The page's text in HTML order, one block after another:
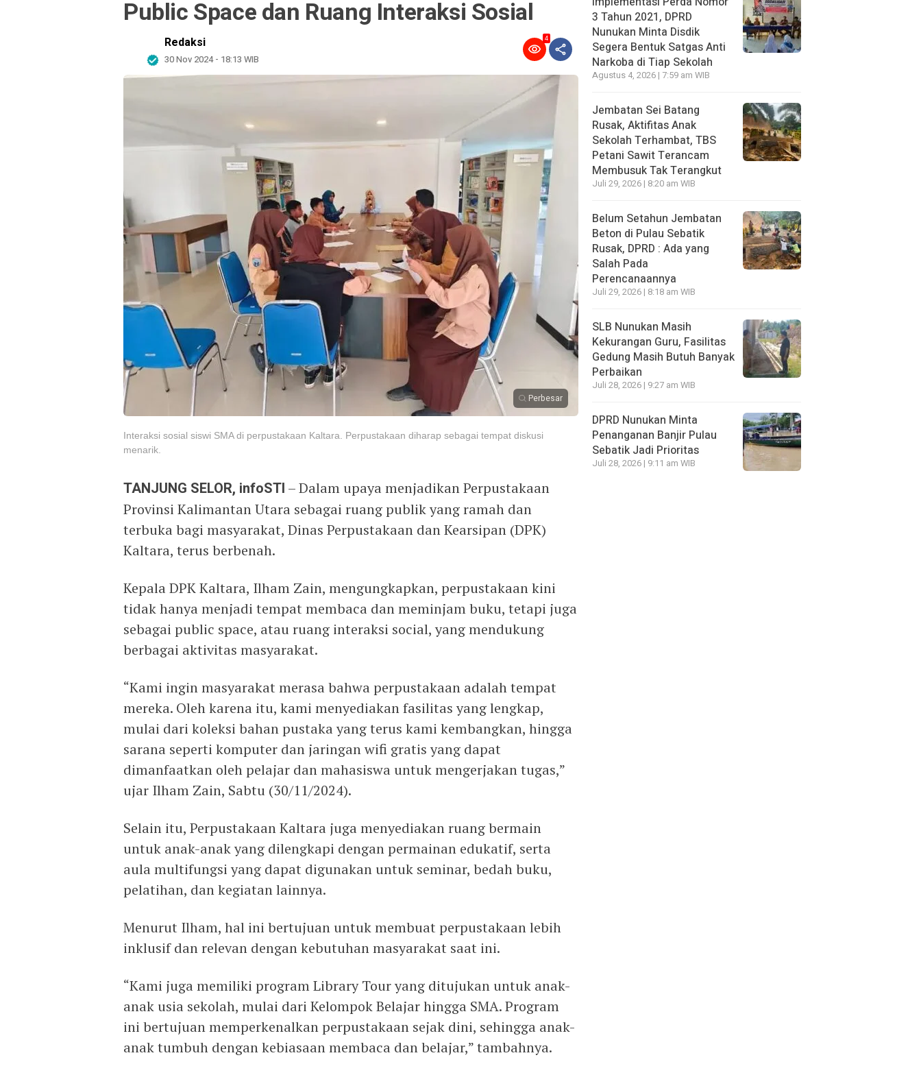
Public Space dan Ruang Interaksi Sosial
Redaksi
30 Nov 2024 - 18:13 WIB
4
Perbesar
Interaksi sosial siswi SMA di perpustakaan Kaltara. Perpustakaan diharap sebagai tempat diskusi
menarik.
TANJUNG SELOR, infoSTI – Dalam upaya menjadikan Perpustakaan
Provinsi Kalimantan Utara sebagai ruang publik yang ramah dan
terbuka bagi masyarakat, Dinas Perpustakaan dan Kearsipan (DPK)
Kaltara, terus berbenah.
Kepala DPK Kaltara, Ilham Zain, mengungkapkan, perpustakaan kini
tidak hanya menjadi tempat membaca dan meminjam buku, tetapi juga
sebagai public space, atau ruang interaksi social, yang mendukung
berbagai aktivitas masyarakat.
“Kami ingin masyarakat merasa bahwa perpustakaan adalah tempat
mereka. Oleh karena itu, kami menyediakan fasilitas yang lengkap,
mulai dari koleksi bahan pustaka yang terus kami kembangkan, hingga
sarana seperti komputer dan jaringan wifi gratis yang dapat
dimanfaatkan oleh pelajar dan mahasiswa untuk mengerjakan tugas,”
ujar Ilham Zain, Sabtu (30/11/2024).
Selain itu, Perpustakaan Kaltara juga menyediakan ruang bermain
untuk anak-anak yang dilengkapi dengan permainan edukatif, serta
aula multifungsi yang dapat digunakan untuk seminar, bedah buku,
pelatihan, dan kegiatan lainnya.
Menurut Ilham, hal ini bertujuan untuk membuat perpustakaan lebih
inklusif dan relevan dengan kebutuhan masyarakat saat ini.
“Kami juga memiliki program Library Tour yang ditujukan untuk anak-
anak usia sekolah, mulai dari Kelompok Belajar hingga SMA. Program
ini bertujuan memperkenalkan perpustakaan sejak dini, sehingga anak-
anak tumbuh dengan kebiasaan membaca dan belajar,” tambahnya.
3 Tahun 2021, DPRD
Nunukan Minta Disdik
Segera Bentuk Satgas Anti
Narkoba di Tiap Sekolah
Agustus 4, 2026 | 7:59 am WIB
Jembatan Sei Batang
Rusak, Aktifitas Anak
Sekolah Terhambat, TBS
Petani Sawit Terancam
Membusuk Tak Terangkut
Juli 29, 2026 | 8:20 am WIB
Belum Setahun Jembatan
Beton di Pulau Sebatik
Rusak, DPRD : Ada yang
Salah Pada
Perencanaannya
Juli 29, 2026 | 8:18 am WIB
SLB Nunukan Masih
Kekurangan Guru, Fasilitas
Gedung Masih Butuh Banyak
Perbaikan
Juli 28, 2026 | 9:27 am WIB
DPRD Nunukan Minta
Penanganan Banjir Pulau
Sebatik Jadi Prioritas
Juli 28, 2026 | 9:11 am WIB